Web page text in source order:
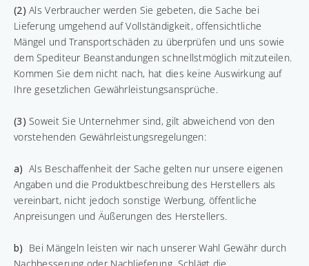
(2) Als Verbraucher werden Sie gebeten, die Sache bei
Lieferung umgehend auf Vollständigkeit, offensichtliche
Mängel und Transportschäden zu überprüfen und uns sowie
dem Spediteur Beanstandungen schnellstmöglich mitzuteilen.
Kommen Sie dem nicht nach, hat dies keine Auswirkung auf
Ihre gesetzlichen Gewährleistungsansprüche.
(3) Soweit Sie Unternehmer sind, gilt abweichend von den
vorstehenden Gewährleistungsregelungen:
a)Als Beschaffenheit der Sache gelten nur unsere eigenen
Angaben und die Produktbeschreibung des Herstellers als
vereinbart, nicht jedoch sonstige Werbung, öffentliche
Anpreisungen und Äußerungen des Herstellers.
b) Bei Mängeln leisten wir nach unserer Wahl Gewähr durch